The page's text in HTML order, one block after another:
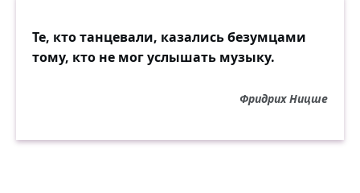
Те, кто танцевали, казались безумцами
тому, кто не мог услышать музыку.
Фридрих Ницше